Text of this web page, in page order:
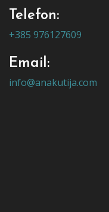
Telefon:
+385 976127609
Email:
info@anakutija.com